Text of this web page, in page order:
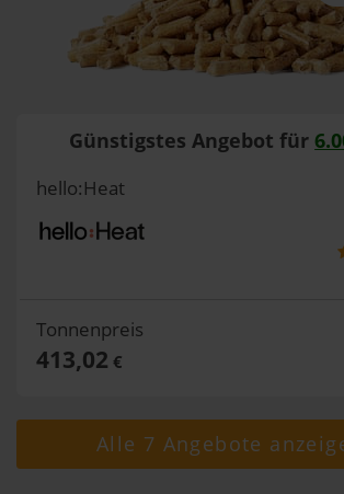
Günstigstes Angebot für
hello:Heat
Tonnenpreis
413,02 €
Alle 7 Angebote